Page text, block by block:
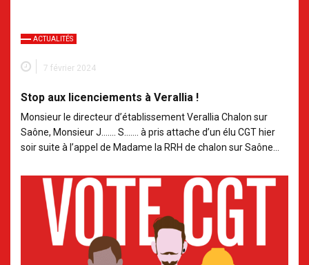
ACTUALITÉS
7 février 2024
Stop aux licenciements à Verallia !
Monsieur le directeur d’établissement Verallia Chalon sur
Saône, Monsieur J……. S……. à pris attache d’un élu CGT hier
soir suite à l’appel de Madame la RRH de chalon sur Saône…